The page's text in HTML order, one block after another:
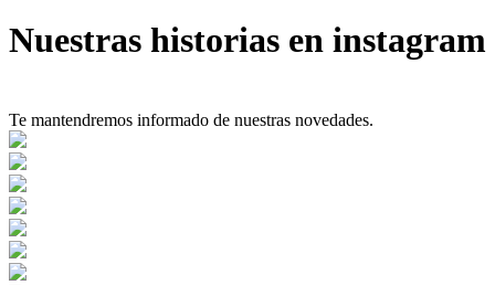
Nuestras historias en instagram
Te mantendremos informado de nuestras novedades.